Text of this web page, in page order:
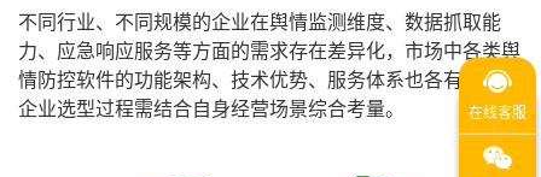
不同行业、不同规模的企业在舆情监测维度、数据抓取能
力、应急响应服务等方面的需求存在差异化，市场中各类舆
情防控软件的功能架构、技术优势、服务体系也各有侧重，
企业选型过程需结合自身经营场景综合考量。